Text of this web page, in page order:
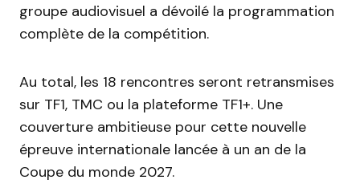
groupe audiovisuel a dévoilé la programmation
complète de la compétition.
Au total, les 18 rencontres seront retransmises
sur TF1, TMC ou la plateforme TF1+. Une
couverture ambitieuse pour cette nouvelle
épreuve internationale lancée à un an de la
Coupe du monde 2027.